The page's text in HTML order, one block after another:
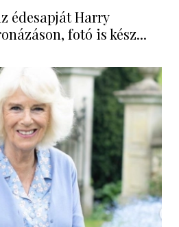
édesapját Harry
fotó is kész...